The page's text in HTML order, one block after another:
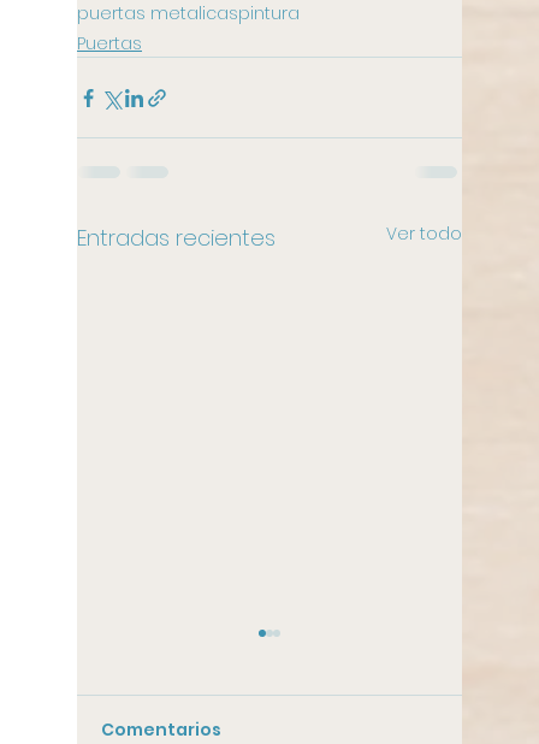
puertas metalicaspintura
Puertas
Entradas recientes Ver todo
Comentarios